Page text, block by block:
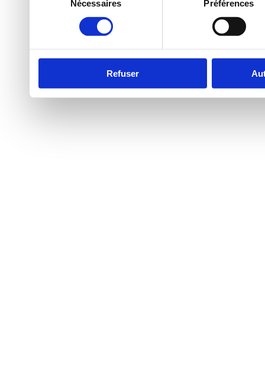
d'autres informations
ont collectées lors de
consentement
Nécessaires Préférences
Refuser